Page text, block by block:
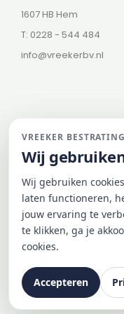
1607 HB Hem
T: 0228 - 544 484
info@vreekerbv.nl
© 2026
Website
VREEKER
Wij
Wij gebruiken
laten functioneren,
jouw ervaring te
te klikken, ga je
cookies.
Accepteren